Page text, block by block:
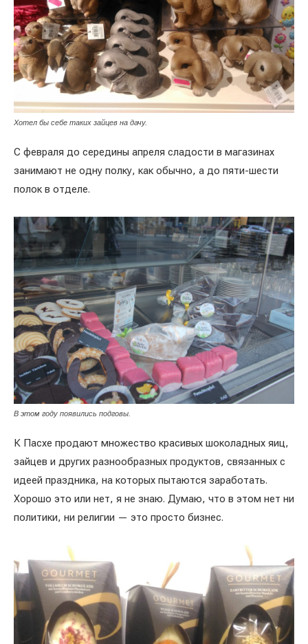
Хотел бы себе таких зайцев на дачу.
С февраля до середины апреля сладости в магазинах
занимают не одну полку, как обычно, а до пяти-шести
полок в отделе.
В этом году появились подговы.
К Пасхе продают множество красивых шоколадных яиц,
зайцев и других разнообразных продуктов, связанных с
идеей праздника, на которых пытаются заработать.
Хорошо это или нет, я не знаю. Думаю, что в этом нет ни
политики, ни религии — это просто бизнес.